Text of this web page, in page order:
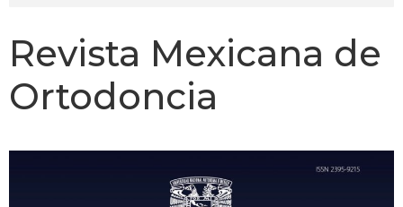
Revista Mexicana de
Ortodoncia